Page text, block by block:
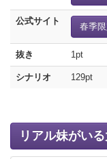
公式サイト
春季
抜き 1pt
シナリオ 129pt
リアル妹がい